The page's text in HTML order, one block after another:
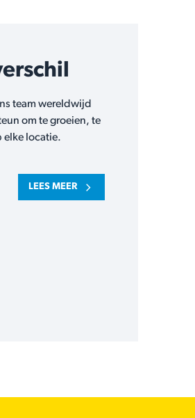
team wereldwijd
om te groeien, te
elke locatie.
LEES MEER